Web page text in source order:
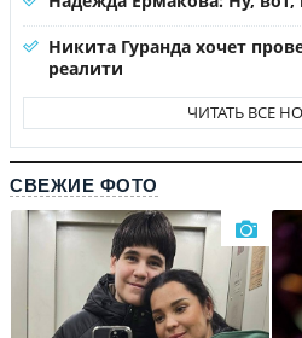
Никита Гуранда хочет
реалити
ЧИТАТЬ ВСЕ
СВЕЖИЕ ФОТО